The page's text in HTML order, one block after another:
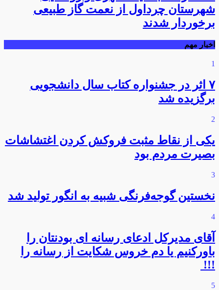
شهرستان چرداول از نعمت گاز طبیعی
برخوردار شدند
اخبار مهم
1
۷ اثر در جشنواره کتاب سال دانشجویی
برگزیده شد
2
یکی از نقاط مثبت فروکش کردن اغتشاشات
بصیرت مردم بود
3
نخستین گوجه‌فرنگی شبیه به انگور تولید شد
4
آقای مدیرکل ادعای رسانه ای بودنتان را
باورکنیم یا دم خروس شکایت از رسانه را
!!!
5